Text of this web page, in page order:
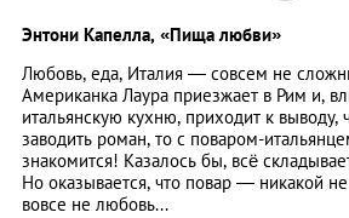
Энтони Капелла, «Пища любви»
Любовь, еда, Италия — совсем не
Американка Лаура приезжает в Рим и,
итальянскую кухню, приходит к выводу,
заводить роман, то с поваром-
знакомится! Казалось бы, всё
Но оказывается, что повар — никакой
вовсе не любовь...